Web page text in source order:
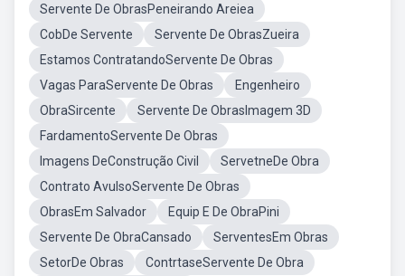
Servente De ObrasPeneirando Areiea
CobDe Servente
Servente De ObrasZueira
Estamos ContratandoServente De Obras
Vagas ParaServente De Obras
Engenheiro
ObraSircente
Servente De ObrasImagem 3D
FardamentoServente De Obras
Imagens DeConstrução Civil
ServetneDe Obra
Contrato AvulsoServente De Obras
ObrasEm Salvador
Equip E De ObraPini
Servente De ObraCansado
ServentesEm Obras
SetorDe Obras
ContrtaseServente De Obra